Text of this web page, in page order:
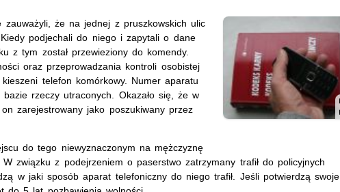
zauważyli, że na jednej z pruszkowskich ulic
podjechali do niego i zapytali o dane
z tym został przewieziony do komendy.
oraz przeprowadzania kontroli osobistej
telefon komórkowy. Numer aparatu
bazie rzeczy utraconych. Okazało się, że w
zarejestrowany jako poszukiwany przez
do tego niewyznaczonym na mężczyznę
W związku z podejrzeniem o paserstwo zatrzymany trafił do policyjnych
w jaki sposób aparat telefoniczny do niego trafił. Jeśli potwierdzą swoje